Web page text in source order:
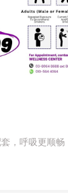
，呼吸更顺畅